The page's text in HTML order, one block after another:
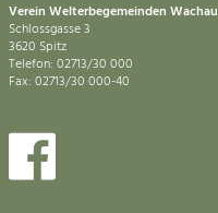
Verein Welterbegemeinden Wachau
Schlossgasse 3
3620 Spitz
Telefon: 02713/30 000
Fax: 02713/30 000-40